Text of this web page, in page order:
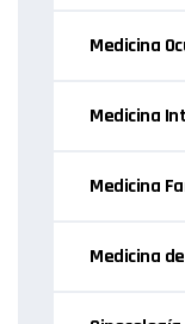
Medicina
Medicina
Medicina
Medicina